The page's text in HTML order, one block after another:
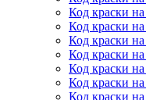
Код краски на
Код краски
Код краски
Код краски
Код краски на
Код краски
Код краски на